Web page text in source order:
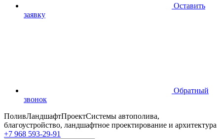
Оставить
заявку
Обратный
звонок
ПоливЛандшафтПроектСистемы автополива,
благоустройство, ландшафтное проектирование и архитектура
+7 968 593-29-91